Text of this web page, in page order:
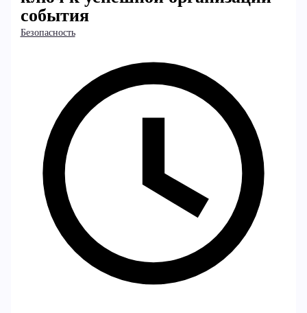
события
Безопасность